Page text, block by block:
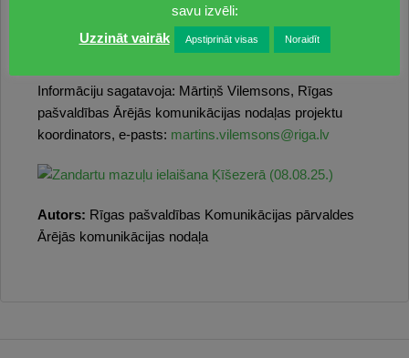
Ķīšezerā kopā ar pašvaldības speciālistiem klāt bija
pārstāvji no Pārtikas un veterinārā dienesta, Valsts
vides dienesta un zinātniskā institūta “BIOR”.
Informāciju sagatavoja: Mārtiņš Vilemsons, Rīgas
pašvaldības Ārējās komunikācijas nodaļas projektu
koordinators, e-pasts: martins.vilemsons@riga.lv
Autors: Rīgas pašvaldības Komunikācijas pārvaldes
Ārējās komunikācijas nodaļa
savu izvēli:
Uzzināt vairāk
Apstiprināt visas Noraidīt